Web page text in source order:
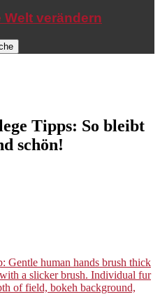
Welt verändern
Tipps: So bleibt
schön!